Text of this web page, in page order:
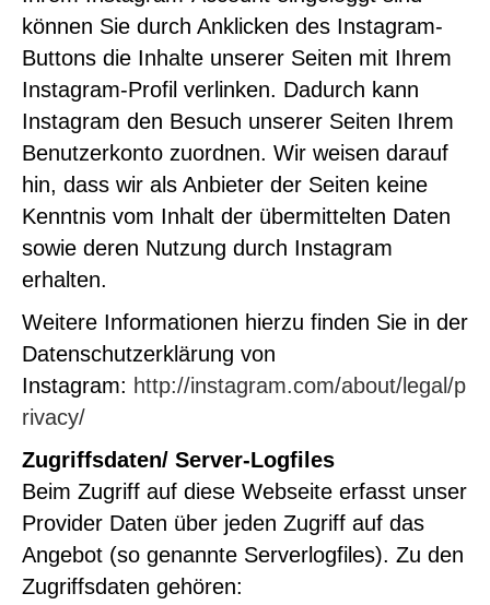
können Sie durch Anklicken des Instagram-
Buttons die Inhalte unserer Seiten mit Ihrem
Instagram-Profil verlinken. Dadurch kann
Instagram den Besuch unserer Seiten Ihrem
Benutzerkonto zuordnen. Wir weisen darauf
hin, dass wir als Anbieter der Seiten keine
Kenntnis vom Inhalt der übermittelten Daten
sowie deren Nutzung durch Instagram
erhalten.
Weitere Informationen hierzu finden Sie in der
Datenschutzerklärung von
Instagram: http://instagram.com/about/legal/p
rivacy/
Zugriffsdaten/ Server-Logfiles
Beim Zugriff auf diese Webseite erfasst unser
Provider Daten über jeden Zugriff auf das
Angebot (so genannte Serverlogfiles). Zu den
Zugriffsdaten gehören: